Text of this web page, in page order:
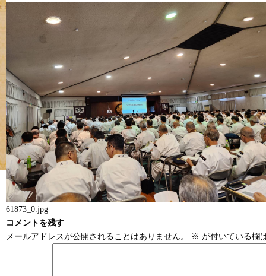
61873_0.jpg
コメントを残す
メールアドレスが公開されることはありません。
※ が付いている欄